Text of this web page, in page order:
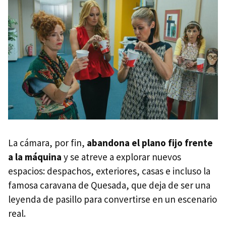
La cámara, por fin, abandona el plano fijo frente
a la máquina y se atreve a explorar nuevos
espacios: despachos, exteriores, casas e incluso la
famosa caravana de Quesada, que deja de ser una
leyenda de pasillo para convertirse en un escenario
real.